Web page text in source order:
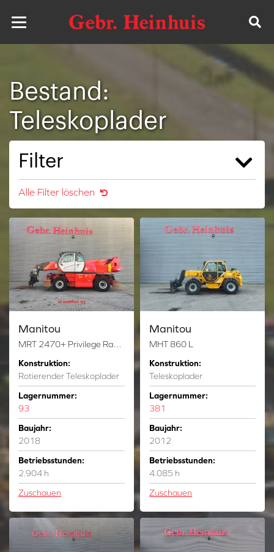
Bestand:
Teleskoplader
Filter
Alle Filter löschen
Manitou
Konstruktion:
Rotierender Teleskoplader
Lagernummer:
93
Baujahr:
2018
Betriebsstunden:
2.904 h
Zuschauen
Manitou
MHT 860 L
Konstruktion:
Teleskoplader
Lagernummer:
381
Baujahr:
2012
Betriebsstunden:
4.085 h
Zuschauen